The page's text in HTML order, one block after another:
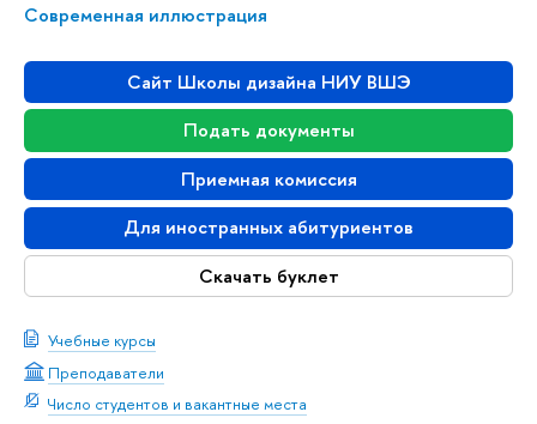
Современная иллюстрация
Сайт Школы дизайна НИУ ВШЭ
Подать документы
Приемная комиссия
Для иностранных абитуриентов
Скачать буклет
Учебные курсы
Преподаватели
Число студентов и вакантные места